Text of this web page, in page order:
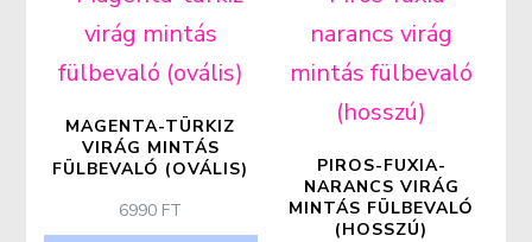
MAGENTA-TÜRKIZ
VIRÁG MINTÁS
FÜLBEVALÓ (OVÁLIS)
6990 FT
PIROS-FUXIA-
NARANCS VIRÁG
MINTÁS FÜLBEVALÓ
(HOSSZÚ)